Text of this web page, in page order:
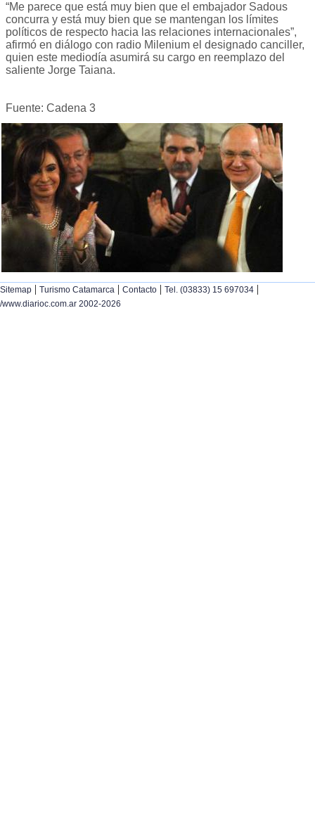
“Me parece que está muy bien que el embajador Sadous
concurra y está muy bien que se mantengan los límites
políticos de respecto hacia las relaciones internacionales”,
afirmó en diálogo con radio Milenium el designado canciller,
quien este mediodía asumirá su cargo en reemplazo del
saliente Jorge Taiana.
Fuente: Cadena 3
Sitemap | Turismo Catamarca | Contacto | Tel. (03833) 15 697034 |
/www.diarioc.com.ar 2002-2026